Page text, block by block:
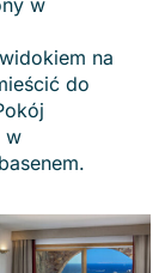
w
na
do
w